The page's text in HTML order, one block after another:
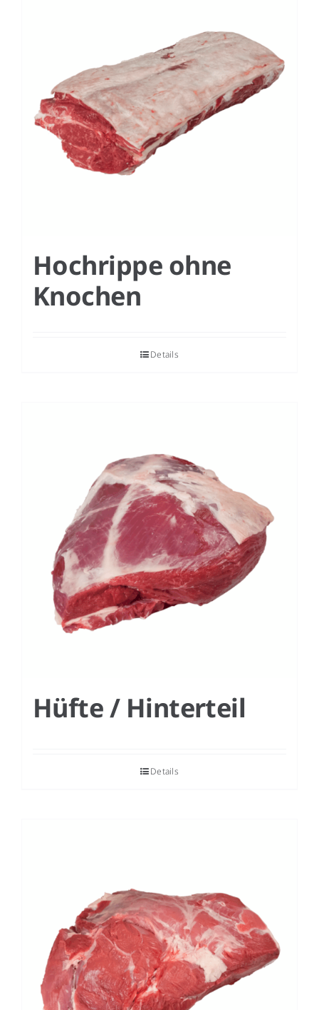
Hochrippe ohne
Knochen
Details
Hüfte / Hinterteil
Details